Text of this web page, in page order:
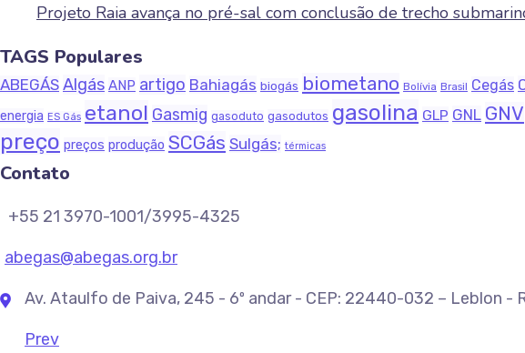
Projeto Raia avança no pré-sal com conclusão de trecho
TAGS Populares
ABEGÁS Algás ANP artigo Bahiagás biogás biometano Bolívia Brasil Cegás
energia ES Gás etanol Gasmig gasoduto gasodutos gasolina GLP GNL GNV
preço preços produção SCGás Sulgás; térmicas
Contato
+55 21 3970-1001/3995-4325
abegas@abegas.org.br
Av. Ataulfo de Paiva, 245 - 6º andar - CEP: 22440-032 – Leblon -
Prev